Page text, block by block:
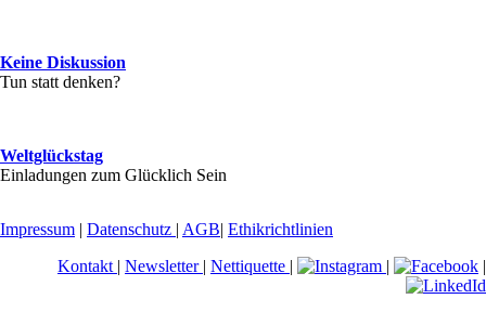
Keine Diskussion
Tun statt denken?
Weltglückstag
Einladungen zum Glücklich Sein
Impressum | Datenschutz | AGB| Ethikrichtlinien
Kontakt | Newsletter | Nettiquette | | |